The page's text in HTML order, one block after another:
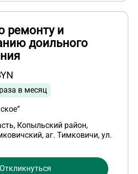
ремонту и
доильного
в месяц
Копыльский район,
аг. Тимковичи, ул.
Откликнуться